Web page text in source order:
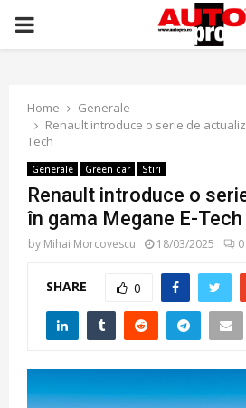
PRIMARY
Home
Generale
Renault introduce o serie de
Tech
Generale Green car Stiri
Renault introduce o
în gama Megane E-Tech
by Mihai Morcovescu 18/03/2025 0
SHARE 0